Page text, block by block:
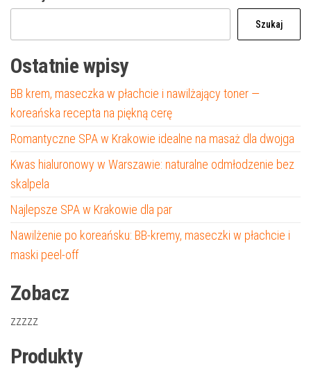
Szukaj
Ostatnie wpisy
BB krem, maseczka w płachcie i nawilżający toner —
koreańska recepta na piękną cerę
Romantyczne SPA w Krakowie idealne na masaż dla dwojga
Kwas hialuronowy w Warszawie: naturalne odmłodzenie bez
skalpela
Najlepsze SPA w Krakowie dla par
Nawilżenie po koreańsku: BB-kremy, maseczki w płachcie i
maski peel-off
Zobacz
zzzzz
Produkty